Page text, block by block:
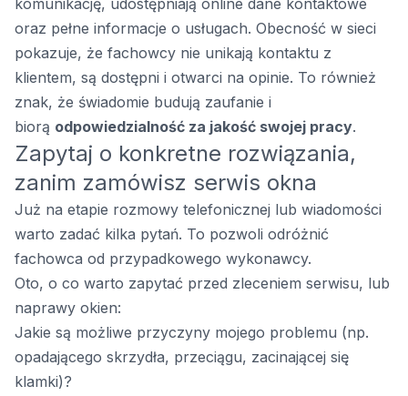
komunikację, udostępniają online dane kontaktowe
oraz pełne informacje o usługach. Obecność w sieci
pokazuje, że fachowcy nie unikają kontaktu z
klientem, są dostępni i otwarci na opinie. To również
znak, że świadomie budują zaufanie i
biorą odpowiedzialność za jakość swojej pracy.
Zapytaj o konkretne rozwiązania,
zanim zamówisz serwis okna
Już na etapie rozmowy telefonicznej lub wiadomości
warto zadać kilka pytań. To pozwoli odróżnić
fachowca od przypadkowego wykonawcy.
Oto, o co warto zapytać przed zleceniem serwisu, lub
naprawy okien:
Jakie są możliwe przyczyny mojego problemu (np.
opadającego skrzydła, przeciągu, zacinającej się
klamki)?